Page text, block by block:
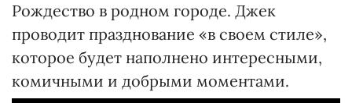
Рождество в родном городе. Джек
проводит празднование «в своем стиле»,
которое будет наполнено интересными,
комичными и добрыми моментами.